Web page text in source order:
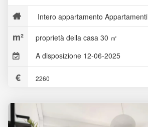
Intero appartamento Appartamenti
proprietà della casa 30 ㎡
A disposizione 12-06-2025
2260